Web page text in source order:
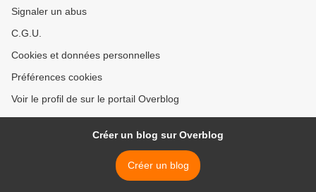
Signaler un abus
C.G.U.
Cookies et données personnelles
Préférences cookies
Voir le profil de sur le portail Overblog
Créer un blog sur Overblog
Créer un blog